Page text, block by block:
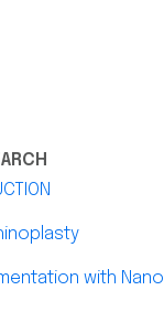
with Nano